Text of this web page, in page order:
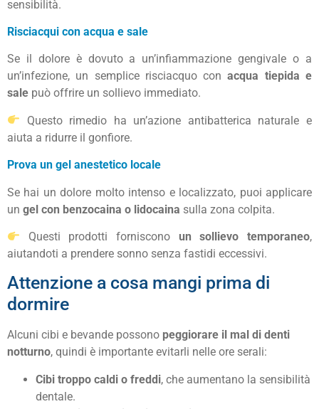
sensibilità.
Risciacqui con acqua e sale
Se il dolore è dovuto a un’infiammazione gengivale o a
un’infezione, un semplice risciacquo conacqua tiepida e
sale può offrire un sollievo immediato.
Questo rimedio ha un’azione antibatterica naturale e
aiuta a ridurre il gonfiore.
Prova un gel anestetico locale
Se hai un dolore molto intenso e localizzato, puoi applicare
un gel con benzocaina o lidocaina sulla zona colpita.
Questi prodotti forniscono un sollievo temporaneo,
aiutandoti a prendere sonno senza fastidi eccessivi.
Attenzione a cosa mangi prima di
dormire
Alcuni cibi e bevande possono peggiorare il mal di denti
notturno, quindi è importante evitarli nelle ore serali:
Cibi troppo caldi o freddi, che aumentano la sensibilità
dentale.